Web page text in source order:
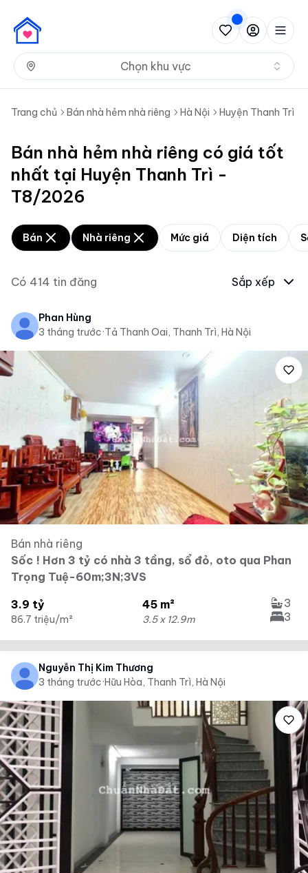
Chọn khu vực
Trang chủ Bán nhà hẻm nhà riêng Hà Nội Huyện Thanh Trì
Bán nhà hẻm nhà riêng có giá tốt
nhất tại Huyện Thanh Trì -
T8/2026
Bán Nhà riêng Mức giá Diện tích
Có 414 tin đăng Sắp xếp
Phan Hùng
3 tháng trước·Tả Thanh Oai, Thanh Trì, Hà Nội
Bán nhà riêng
Sốc ! Hơn 3 tỷ có nhà 3 tầng, sổ đỏ, oto qua Phan
Trọng Tuệ-60m;3N;3VS
3.9 tỷ
86.7 triệu/m²
45 m²
3.5 x 12.9m
3
3
Nguyễn Thị Kim Thương
3 tháng trước·Hữu Hòa, Thanh Trì, Hà Nội